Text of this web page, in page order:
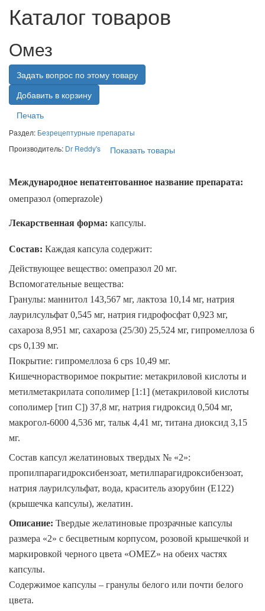
Каталог товаров
Омез
Задать вопрос по этому товару
Печать
Раздел: Безрецептурные препараты
Производитель: Dr Reddy's Показать товары
Международное непатентованное название препарата:
омепразол (omeprazole)
Лекарственная форма: капсулы.
Состав: Каждая капсула содержит:
Действующее вещество: омепразол 20 мг.
Вспомогательные вещества:
Гранулы: маннитол 143,567 мг, лактоза 10,14 мг, натрия
лаурилсульфат 0,545 мг, натрия гидрофосфат 0,923 мг,
сахароза 8,951 мг, сахароза (25/30) 25,524 мг, гипромеллоза 6
cps 0,139 мг.
Покрытие: гипромеллоза 6 cps 10,49 мг.
Кишечнорастворимое покрытие: метакриловой кислоты и
метилметакрилата сополимер [1:1] (метакриловой кислоты
сополимер [тип С]) 37,8 мг, натрия гидроксид 0,504 мг,
макрогол-6000 4,536 мг, тальк 4,41 мг, титана диоксид 3,15
мг.
Состав капсул желатиновых твердых № «2»:
пропилпарагидроксибензоат, метилпарагидроксибензоат,
натрия лаурилсульфат, вода, краситель азорубин (Е122)
(крышечка капсулы), желатин.
Описание: Твердые желатиновые прозрачные капсулы
размера «2» с бесцветным корпусом, розовой крышечкой и
маркировкой черного цвета «OMEZ» на обеих частях
капсулы.
Содержимое капсулы – гранулы белого или почти белого
цвета.